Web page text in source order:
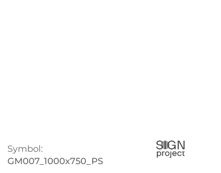
Symbol:
GM007_1000x750_PS